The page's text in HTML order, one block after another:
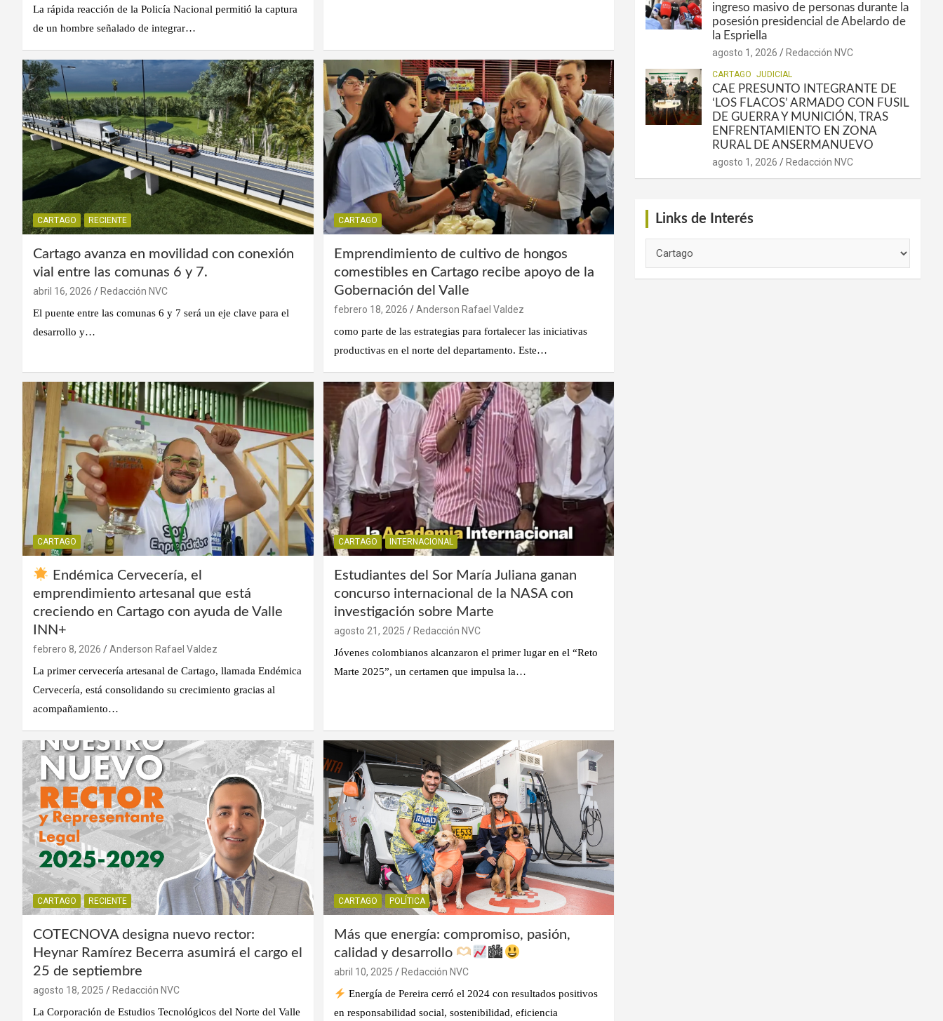
La rápida reacción de la Policía Nacional permitió la captura
de un hombre señalado de integrar…
CARTAGO RECIENTE
Cartago avanza en movilidad con conexión
vial entre las comunas 6 y 7.
abril 16, 2026
Redacción NVC
El puente entre las comunas 6 y 7 será un eje clave para el
desarrollo y…
CARTAGO
Emprendimiento de cultivo de hongos
comestibles en Cartago recibe apoyo de la
Gobernación del Valle
febrero 18, 2026
Anderson Rafael Valdez
como parte de las estrategias para fortalecer las iniciativas
productivas en el norte del departamento. Este…
CARTAGO
Endémica Cervecería, el
emprendimiento artesanal que está
creciendo en Cartago con ayuda de Valle
INN+
febrero 8, 2026
Anderson Rafael Valdez
La primer cervecería artesanal de Cartago, llamada Endémica
Cervecería, está consolidando su crecimiento gracias al
acompañamiento…
CARTAGO INTERNACIONAL
Estudiantes del Sor María Juliana ganan
concurso internacional de la NASA con
investigación sobre Marte
agosto 21, 2025
Redacción NVC
Jóvenes colombianos alcanzaron el primer lugar en el “Reto
Marte 2025”, un certamen que impulsa la…
CARTAGO RECIENTE
COTECNOVA designa nuevo rector:
Heynar Ramírez Becerra asumirá el cargo el
25 de septiembre
agosto 18, 2025
Redacción NVC
La Corporación de Estudios Tecnológicos del Norte del Valle
CARTAGO POLÍTICA
Más que energía: compromiso, pasión,
calidad y desarrollo
🏙
abril 10, 2025
Redacción NVC
Energía de Pereira cerró el 2024 con resultados positivos
en responsabilidad social, sostenibilidad, eficiencia
ingreso masivo de personas durante la
posesión presidencial de Abelardo de
la Espriella
agosto 1, 2026 Redacción NVC
CARTAGO JUDICIAL
CAE PRESUNTO INTEGRANTE DE
‘LOS FLACOS’ ARMADO CON FUSIL
DE GUERRA Y MUNICIÓN, TRAS
ENFRENTAMIENTO EN ZONA
RURAL DE ANSERMANUEVO
agosto 1, 2026 Redacción NVC
Links de Interés